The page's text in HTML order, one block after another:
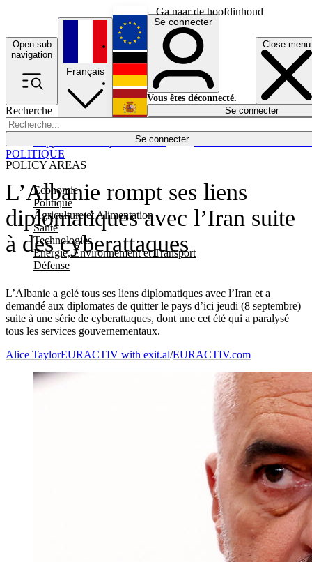
Ga naar de hoofdinhoud
Open sub
navigation
Close menu
Recherche
Se connecter
POLICY AREAS
Economie
Politique
Agriculture et Alimentation
Santé
Technologies
Energie, Environnement et Transport
Défense
Économie
Français
English
Deutsch
Español
Se connecter
Vous êtes déconnecté.
Se connecter
L’Albanie rompt ses liens
diplomatiques avec l’Iran suite
à des cyberattaques
L’Albanie a gelé tous ses liens diplomatiques avec l’Iran et a
demandé aux diplomates de quitter le pays d’ici jeudi (8 septembre)
suite à une série de cyberattaques, dont une cet été qui a paralysé
tous les services gouvernementaux.
POLITIQUE
Alice TaylorEURACTIV with exit.al/EURACTIV.com